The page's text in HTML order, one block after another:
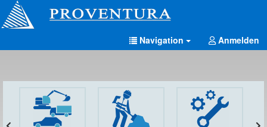
Navigation Anmelden